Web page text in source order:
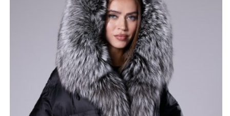
тем самым силуэту более женственные очертания.
Глубокий чёрный цвет выглядит стильно и элегантно,
подходит как для повседневной носки, так и для
особых случаев.
Модель имеет застёжку-молнию, которая
предотвращает попадание холодного воздуха внутрь.
Чёрная пуховая куртка с мехом лисы и утеплителем из
гусиного пухового пакета — это универсальная и
функциональная одежда, которая станет вашим